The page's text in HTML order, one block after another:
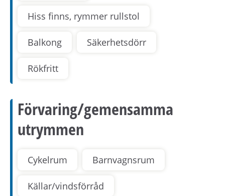
Hiss finns, rymmer rullstol
Balkong Säkerhetsdörr
Rökfritt
Förvaring/gemensamma
utrymmen
Cykelrum Barnvagnsrum
Källar/vindsförråd